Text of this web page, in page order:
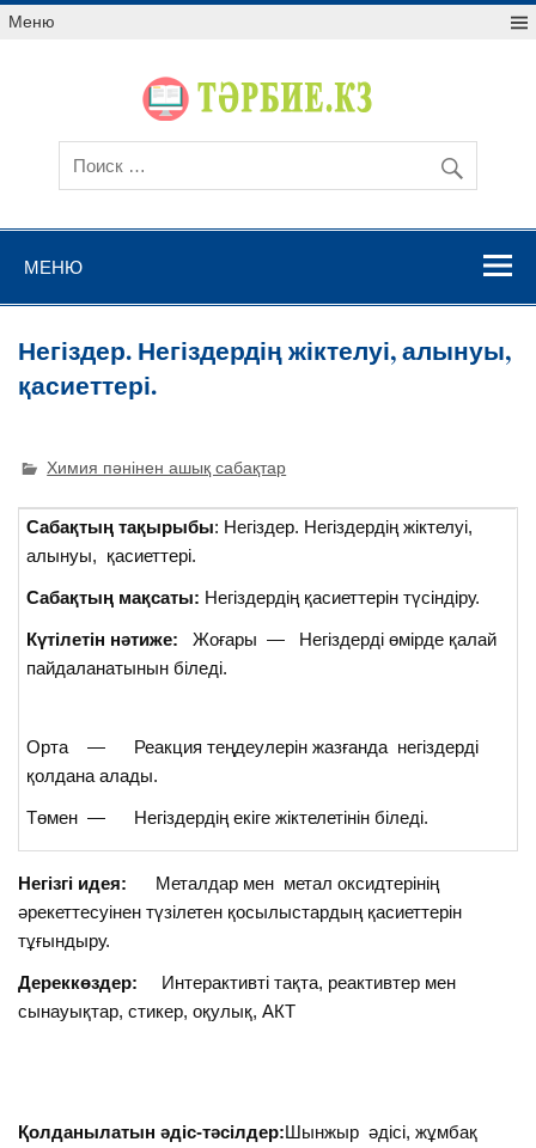
Меню
МЕНЮ
Негіздер. Негіздердің жіктелуі, алынуы,
қасиеттері.
Химия пәнінен ашық сабақтар
Сабақтың тақырыбы: Негіздер. Негіздердің жіктелуі,
алынуы, қасиеттері.
Сабақтың мақсаты: Негіздердің қасиеттерін түсіндіру.
Күтілетін нәтиже: Жоғары — Негіздерді өмірде қалай
пайдаланатынын біледі.
Орта — Реакция теңдеулерін жазғанда негіздерді
қолдана алады.
Төмен — Негіздердің екіге жіктелетінін біледі.
Негізгі идея:
Металдар мен метал оксидтерінің
әрекеттесуінен түзілетен қосылыстардың қасиеттерін
тұғындыру.
Дереккөздер: Интерактивті тақта, реактивтер мен
сынауықтар, стикер, оқулық, АКТ
Қолданылатын әдіс-тәсілдер:Шынжыр әдісі, жұмбақ